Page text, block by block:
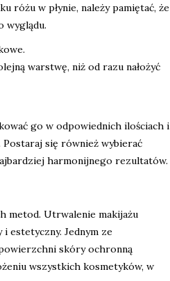
różu w płynie, należy pamiętać, że
wyglądu.
warstwę, niż od razu nałożyć
go w odpowiednich ilościach i
się również wybierać
harmonijnego rezultatów.
metod. Utrwalenie makijażu
estetyczny. Jednym ze
skóry ochronną
wszystkich kosmetyków, w